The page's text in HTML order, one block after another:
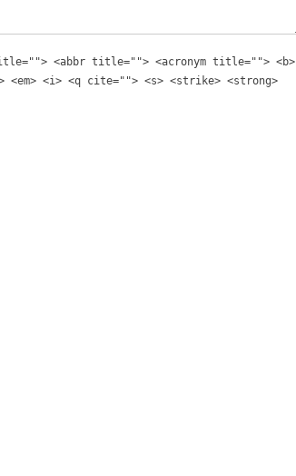
<abbr title=""> <acronym title=""> <b>
<em> <i> <q cite=""> <s> <strike> <strong>